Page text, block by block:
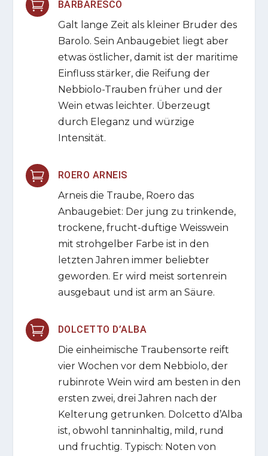

BARBARESCO
Galt lange Zeit als kleiner Bruder des
Barolo. Sein Anbaugebiet liegt aber
etwas östlicher, damit ist der maritime
Einfluss stärker, die Reifung der
Nebbiolo-Trauben früher und der
Wein etwas leichter. Überzeugt
durch Eleganz und würzige
Intensität.

ROERO ARNEIS
Arneis die Traube, Roero das
Anbaugebiet: Der jung zu trinkende,
trockene, frucht-duftige Weisswein
mit strohgelber Farbe ist in den
letzten Jahren immer beliebter
geworden. Er wird meist sortenrein
ausgebaut und ist arm an Säure.

DOLCETTO D’ALBA
Die einheimische Traubensorte reift
vier Wochen vor dem Nebbiolo, der
rubinrote Wein wird am besten in den
ersten zwei, drei Jahren nach der
Kelterung getrunken. Dolcetto d’Alba
ist, obwohl tanninhaltig, mild, rund
und fruchtig. Typisch: Noten von